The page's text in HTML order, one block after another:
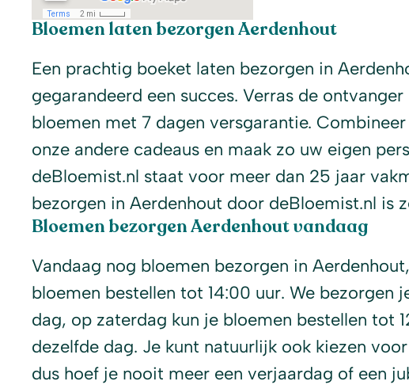
Bloemen laten bezorgen Aerdenhout
Een prachtig boeket laten bezorgen in
gegarandeerd een succes. Verras de
bloemen met 7 dagen versgarantie.
onze andere cadeaus en maak zo uw eigen
deBloemist.nl staat voor meer dan 25 jaar
bezorgen in Aerdenhout door deBloemist.nl is
Bloemen bezorgen Aerdenhout vandaag
Vandaag nog bloemen bezorgen in
bloemen bestellen tot 14:00 uur. We bezorgen
dag, op zaterdag kun je bloemen bestellen tot
dezelfde dag. Je kunt natuurlijk ook kiezen
dus hoef je nooit meer een verjaardag of een